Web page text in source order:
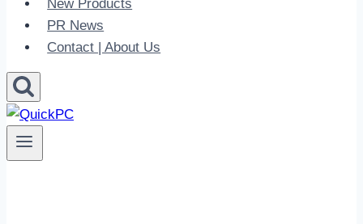
New Products
PR News
Contact | About Us